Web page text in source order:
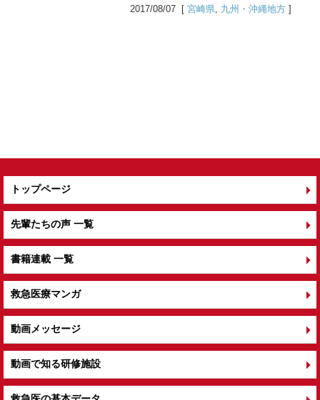
2017/08/07 [ 宮崎県 九州・沖縄地方 ]
トップページ
先輩たちの声 一覧
書籍連載 一覧
救急医療マンガ
動画メッセージ
動画で知る研修施設